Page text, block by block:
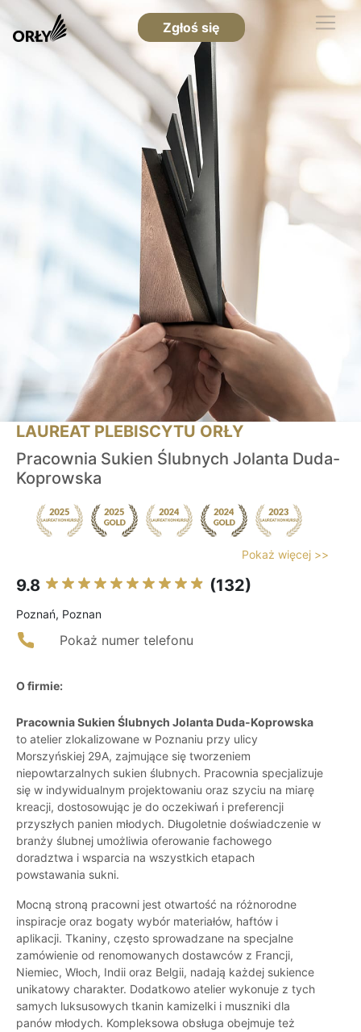
Zgłoś się
LAUREAT PLEBISCYTU ORŁY
Pracownia Sukien Ślubnych Jolanta Duda-
Koprowska
Pokaż więcej >>
9.8 (132)
Poznań, Poznan
Pokaż numer telefonu
O firmie:
Pracownia Sukien Ślubnych Jolanta Duda-Koprowska
to atelier zlokalizowane w Poznaniu przy ulicy
Morszyńskiej 29A, zajmujące się tworzeniem
niepowtarzalnych sukien ślubnych. Pracownia specjalizuje
się w indywidualnym projektowaniu oraz szyciu na miarę
kreacji, dostosowując je do oczekiwań i preferencji
przyszłych panien młodych. Długoletnie doświadczenie w
branży ślubnej umożliwia oferowanie fachowego
doradztwa i wsparcia na wszystkich etapach
powstawania sukni.
Mocną stroną pracowni jest otwartość na różnorodne
inspiracje oraz bogaty wybór materiałów, haftów i
aplikacji. Tkaniny, często sprowadzane na specjalne
zamówienie od renomowanych dostawców z Francji,
Niemiec, Włoch, Indii oraz Belgii, nadają każdej sukience
unikatowy charakter. Dodatkowo atelier wykonuje z tych
samych luksusowych tkanin kamizelki i muszniki dla
panów młodych. Kompleksowa obsługa obejmuje też